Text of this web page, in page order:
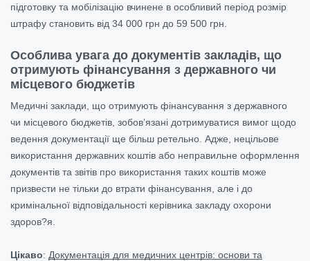
підготовку та мобілізацію вчинене в особливий період розмір
штрафу становить від 34 000 грн до 59 500 грн.
Особлива увага до документів закладів, що
отримують фінансування з державного чи
місцевого бюджетів
Медичні заклади, що отримують фінансування з державного
чи місцевого бюджетів, зобов’язані дотримуватися вимог щодо
ведення документації ще більш ретельно. Адже, нецільове
використання державних коштів або неправильне оформлення
документів та звітів про використання таких коштів може
призвести не тільки до втрати фінансування, але і до
кримінальної відповідальності керівника закладу охорони
здоров?я.
Цікаво: Документація для медичних центрів: основи та